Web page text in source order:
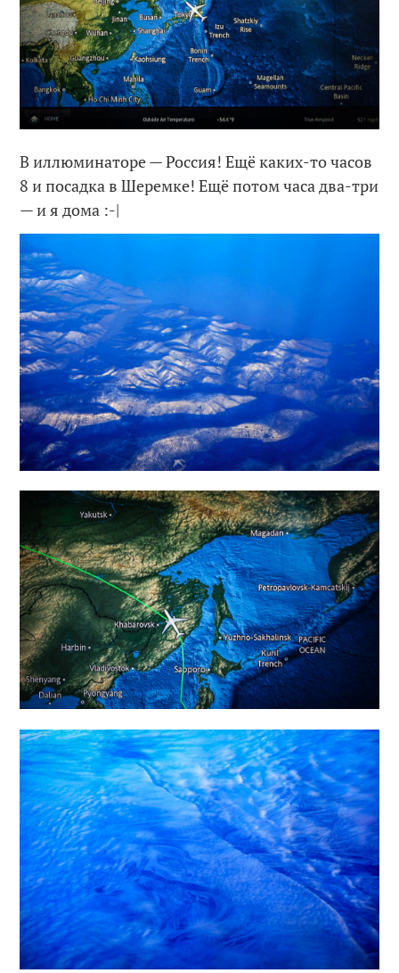
В иллюминаторе — Россия! Ещё каких-то часов
8 и посадка в Шеремке! Ещё потом часа два-три
— и я дома :-|